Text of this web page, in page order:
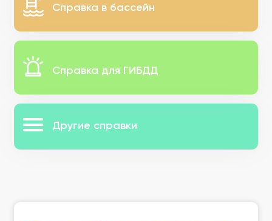
Справка в бассейн
Справка для ГИБДД
Другие справки